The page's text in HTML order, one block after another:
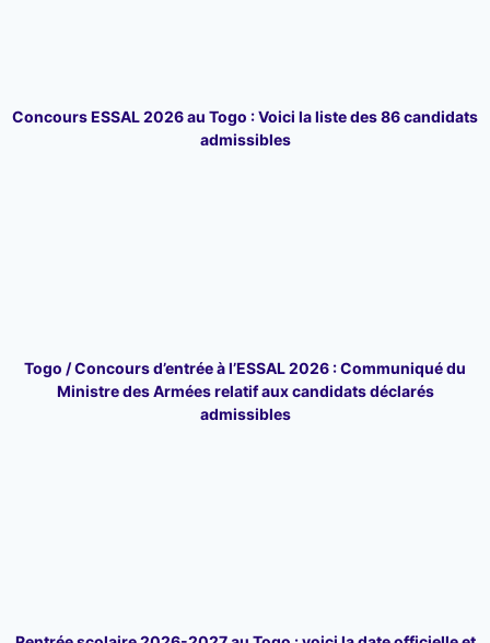
Concours ESSAL 2026 au Togo : Voici la liste des 86 candidats
admissibles
Togo / Concours d’entrée à l’ESSAL 2026 : Communiqué du
Ministre des Armées relatif aux candidats déclarés
admissibles